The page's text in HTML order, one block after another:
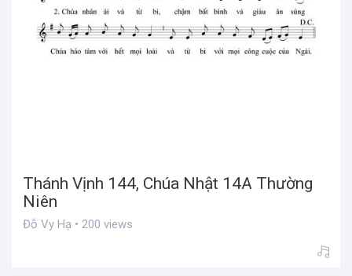
Thánh Vịnh 144, Chúa Nhật 14A Thường
Niên
Đỗ Vy Hạ • 200 views